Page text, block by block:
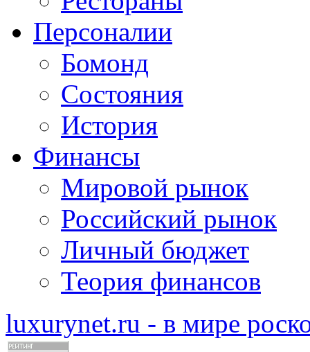
Персоналии
Бомонд
Состояния
История
Финансы
Мировой рынок
Российский рынок
Личный бюджет
Теория финансов
luxurynet.ru - в мире